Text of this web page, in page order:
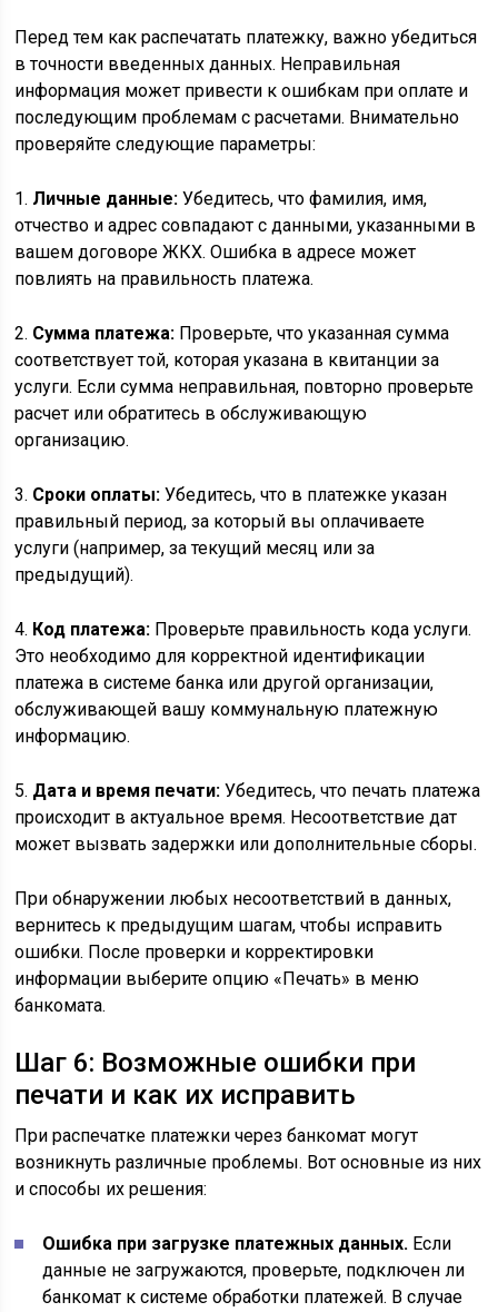
Перед тем как распечатать платежку, важно убедиться
в точности введенных данных. Неправильная
информация может привести к ошибкам при оплате и
последующим проблемам с расчетами. Внимательно
проверяйте следующие параметры:
1. Личные данные: Убедитесь, что фамилия, имя,
отчество и адрес совпадают с данными, указанными в
вашем договоре ЖКХ. Ошибка в адресе может
повлиять на правильность платежа.
2. Сумма платежа: Проверьте, что указанная сумма
соответствует той, которая указана в квитанции за
услуги. Если сумма неправильная, повторно проверьте
расчет или обратитесь в обслуживающую
организацию.
3. Сроки оплаты: Убедитесь, что в платежке указан
правильный период, за который вы оплачиваете
услуги (например, за текущий месяц или за
предыдущий).
4. Код платежа: Проверьте правильность кода услуги.
Это необходимо для корректной идентификации
платежа в системе банка или другой организации,
обслуживающей вашу коммунальную платежную
информацию.
5. Дата и время печати: Убедитесь, что печать платежа
происходит в актуальное время. Несоответствие дат
может вызвать задержки или дополнительные сборы.
При обнаружении любых несоответствий в данных,
вернитесь к предыдущим шагам, чтобы исправить
ошибки. После проверки и корректировки
информации выберите опцию «Печать» в меню
банкомата.
Шаг 6: Возможные ошибки при
печати и как их исправить
При распечатке платежки через банкомат могут
возникнуть различные проблемы. Вот основные из них
и способы их решения:
Ошибка при загрузке платежных данных. Если
данные не загружаются, проверьте, подключен ли
банкомат к системе обработки платежей. В случае